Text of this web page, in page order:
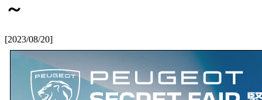
～
[2023/08/20]